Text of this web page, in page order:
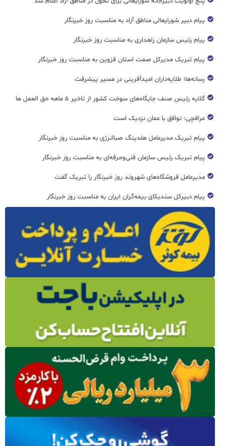
پیام دبیر شورایعالی مناطق آزاد به مناسبت روز خبرنگار
پیام رئیس سازمان راهداری به مناسبت روز خبرنگار
پیام تبریک مدیرکل صمت استان قزوین به مناسبت روز خبرنگار
رسانه‌ها؛ طلایه‌داران امیدآفرینی در مسیر پیشرفت
گلایه رئیس صنف جایگاه‌های سوخت کشور از تاخیر ۵ ماهه حق العمل ها
عراقچی: توافق با عمان نزدیک است
پیام تبریک مدیرعامل هلدینگ صباانرژی به مناسبت روز خبرنگار
پیام تبریک رئیس سازمان فنی‌و‌حرفه‌ای به مناسبت روز خبرنگار
مدیرعامل فروشگاه‌های شهروند روز خبرنگار را تبریک گفت
پیام دبیرکل سندیکای بیمه‌گران ایران به مناسبت روز خبرنگار